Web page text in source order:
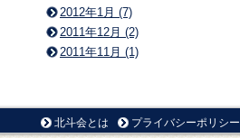
2012年1月 (7)
2011年12月 (2)
2011年11月 (1)
北斗会とは プライバシーポリシー